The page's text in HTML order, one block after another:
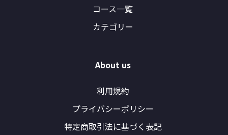
コース一覧
カテゴリー
About us
利用規約
プライバシーポリシー
特定商取引法に基づく表記